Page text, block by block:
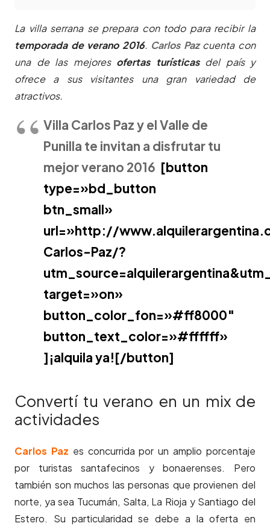
La villa serrana se prepara con todo para recibir la
temporada de verano 2016. Carlos Pazcuenta con
una de las mejores ofertas turísticasdel país y
ofrece a sus visitantes una gran variedad de
atractivos.
Villa Carlos Paz y el Valle de
Punilla te invitan a disfrutar tu
mejor verano 2016 [button
type=»bd_button
btn_small»
url=»http://
Carlos-Paz/?
target=»on»
button_color_fon=»#ff8000″
button_text_color=»#ffffff»
]¡alquila ya![/button]
Convertí tu verano en un mix de
actividades
Carlos Paz es concurrida por un amplio porcentaje
por turistas santafecinos y bonaerenses. Pero
también son muchos las personas que provienen del
norte, ya sea Tucumán, Salta, La Rioja y Santiago del
Estero. Su particularidad se debe a la oferta en